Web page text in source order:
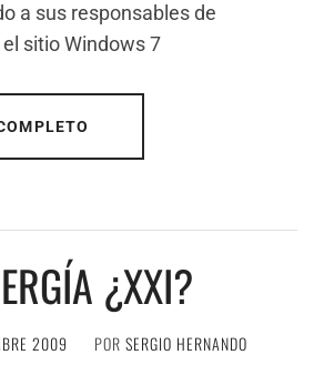
a sus responsables de
sitio Windows 7
¿XXI?
2009 POR SERGIO HERNANDO